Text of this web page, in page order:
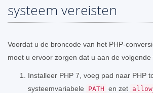
systeem vereisten
Voordat u de broncode van het PHP-
moet u ervoor zorgen dat u aan de volgende
Installeer PHP 7, voeg pad naar PHP
systeemvariabele
PATH en zet